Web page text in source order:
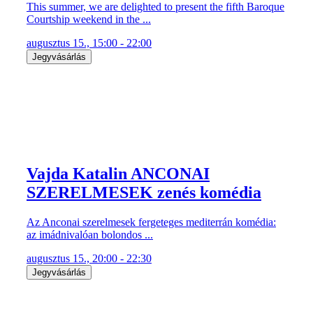
This summer, we are delighted to present the fifth Baroque
Courtship weekend in the ...
augusztus 15., 15:00 - 22:00
Jegyvásárlás
Vajda Katalin ANCONAI
SZERELMESEK zenés komédia
Az Anconai szerelmesek fergeteges mediterrán komédia:
az imádnivalóan bolondos ...
augusztus 15., 20:00 - 22:30
Jegyvásárlás